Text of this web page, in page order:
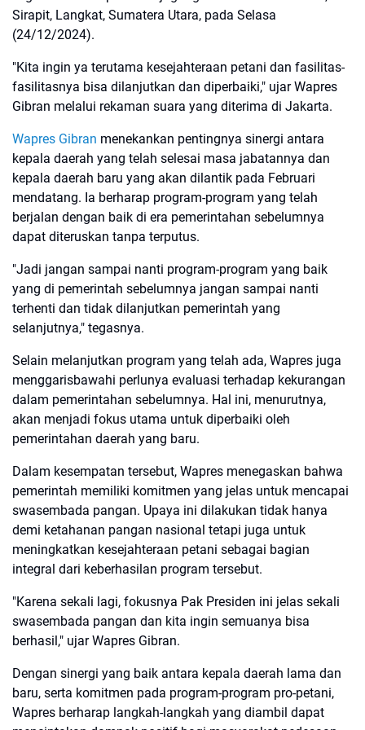
Sirapit, Langkat, Sumatera Utara, pada Selasa
(24/12/2024).
"Kita ingin ya terutama kesejahteraan petani dan fasilitas-
fasilitasnya bisa dilanjutkan dan diperbaiki," ujar Wapres
Gibran melalui rekaman suara yang diterima di Jakarta.
Wapres Gibran menekankan pentingnya sinergi antara
kepala daerah yang telah selesai masa jabatannya dan
kepala daerah baru yang akan dilantik pada Februari
mendatang. Ia berharap program-program yang telah
berjalan dengan baik di era pemerintahan sebelumnya
dapat diteruskan tanpa terputus.
"Jadi jangan sampai nanti program-program yang baik
yang di pemerintah sebelumnya jangan sampai nanti
terhenti dan tidak dilanjutkan pemerintah yang
selanjutnya," tegasnya.
Selain melanjutkan program yang telah ada, Wapres juga
menggarisbawahi perlunya evaluasi terhadap kekurangan
dalam pemerintahan sebelumnya. Hal ini, menurutnya,
akan menjadi fokus utama untuk diperbaiki oleh
pemerintahan daerah yang baru.
Dalam kesempatan tersebut, Wapres menegaskan bahwa
pemerintah memiliki komitmen yang jelas untuk mencapai
swasembada pangan. Upaya ini dilakukan tidak hanya
demi ketahanan pangan nasional tetapi juga untuk
meningkatkan kesejahteraan petani sebagai bagian
integral dari keberhasilan program tersebut.
"Karena sekali lagi, fokusnya Pak Presiden ini jelas sekali
swasembada pangan dan kita ingin semuanya bisa
berhasil," ujar Wapres Gibran.
Dengan sinergi yang baik antara kepala daerah lama dan
baru, serta komitmen pada program-program pro-petani,
Wapres berharap langkah-langkah yang diambil dapat